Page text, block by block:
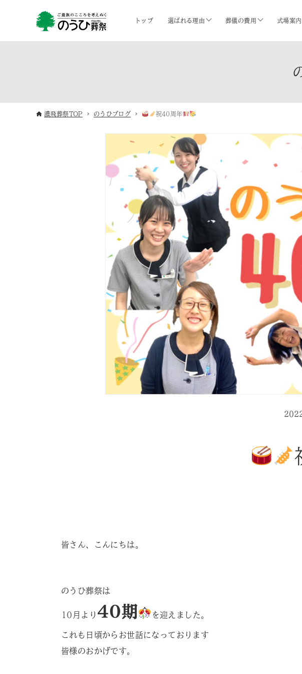
トップ 選ばれる理由 葬儀の費用 式場案内
濃飛葬祭TOP のうひブログ 祝40周年
皆さん、こんにちは。
のうひ葬祭は
10月より 40期 を迎えました。
これも日頃からお世話になっております
皆様のおかげです。